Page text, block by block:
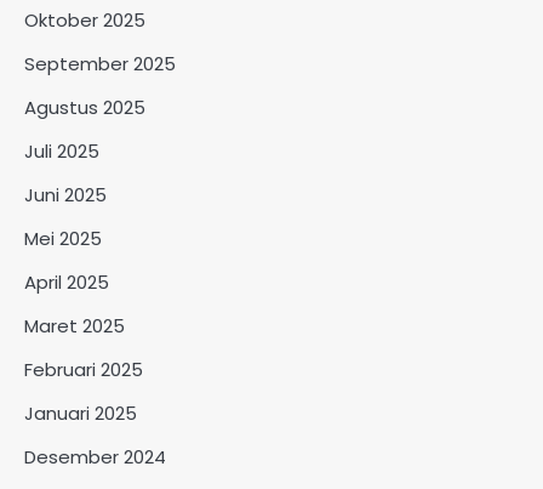
Oktober 2025
September 2025
Agustus 2025
Juli 2025
Juni 2025
Mei 2025
April 2025
Maret 2025
Februari 2025
Januari 2025
Desember 2024